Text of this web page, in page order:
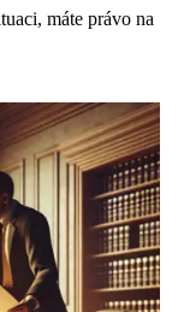
máte právo na